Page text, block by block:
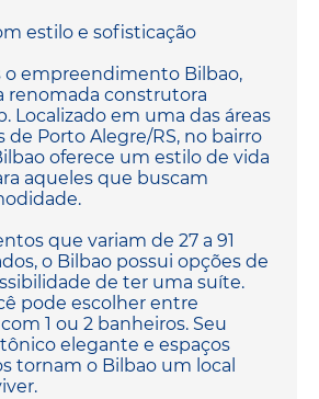
estilo e sofisticação
o empreendimento Bilbao,
renomada construtora
Localizado em uma das áreas
de Porto Alegre/RS, no bairro
oferece um estilo de vida
aqueles que buscam
que variam de 27 a 91
o Bilbao possui opções de
de ter uma suíte.
pode escolher entre
1 ou 2 banheiros. Seu
elegante e espaços
tornam o Bilbao um local